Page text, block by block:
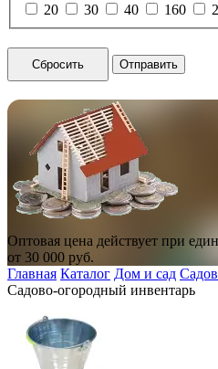
20 30 40 160
Сбросить Отправить
Оптовая цена действует при
от 30 000 руб.
Главная Каталог Дом и сад
Садово-огородный инвентарь